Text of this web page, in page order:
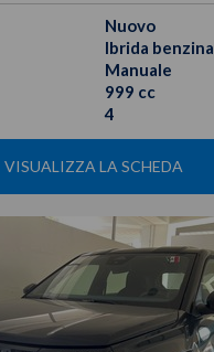
Nuovo
Ibrida benzina
Manuale
999 cc
4
VISUALIZZA LA SCHEDA